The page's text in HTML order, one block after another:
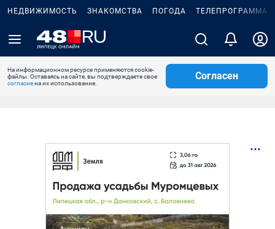
НЕДВИЖИМОСТЬ ЗНАКОМСТВА ПОГОДА ТЕЛЕПРОГРАММА
На информационном ресурсе применяются cookie-
файлы. Оставаясь на сайте, вы подтверждаете свое
согласиена их использование.
Согласен